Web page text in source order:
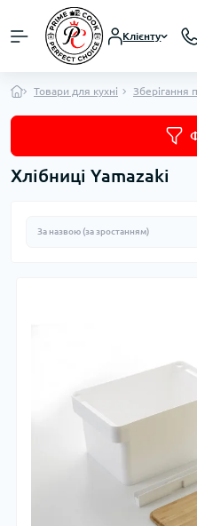
Клієнту
Товари для кухні Зберігання
Хлібниці Yamazaki